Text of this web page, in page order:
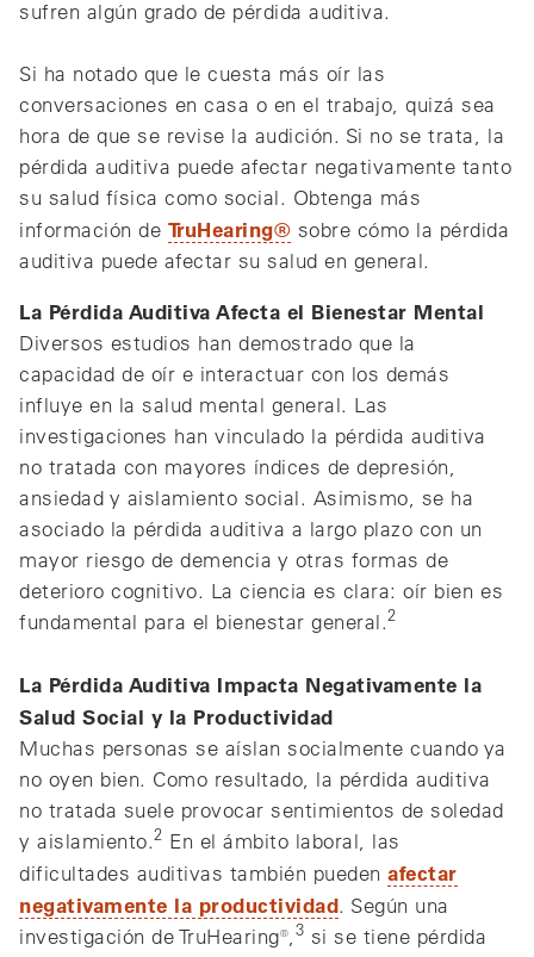
sufren algún grado de pérdida auditiva.
Si ha notado que le cuesta más oír las
conversaciones en casa o en el trabajo, quizá sea
hora de que se revise la audición. Si no se trata, la
pérdida auditiva puede afectar negativamente tanto
su salud física como social. Obtenga más
información de TruHearing® sobre cómo la pérdida
auditiva puede afectar su salud en general.
La Pérdida Auditiva Afecta el Bienestar Mental
Diversos estudios han demostrado que la
capacidad de oír e interactuar con los demás
influye en la salud mental general. Las
investigaciones han vinculado la pérdida auditiva
no tratada con mayores índices de depresión,
ansiedad y aislamiento social. Asimismo, se ha
asociado la pérdida auditiva a largo plazo con un
mayor riesgo de demencia y otras formas de
deterioro cognitivo. La ciencia es clara: oír bien es
fundamental para el bienestar general.2
La Pérdida Auditiva Impacta Negativamente la
Salud Social y la Productividad
Muchas personas se aíslan socialmente cuando ya
no oyen bien. Como resultado, la pérdida auditiva
no tratada suele provocar sentimientos de soledad
y aislamiento.2 En el ámbito laboral, las
dificultades auditivas también puedenafectar
negativamente la productividad. Según una
investigación de TruHearing®, 3 si se tiene pérdida